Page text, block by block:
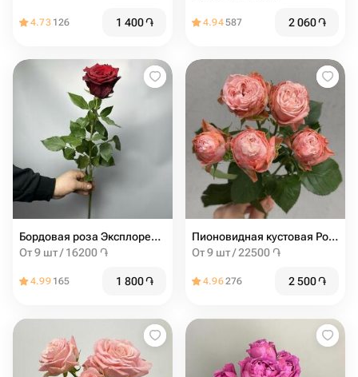
4.73 126 1 400֏ 4.94587 2 060֏
Бордовая роза Эксплорер 60 см
От 9 шт / 16200 ֏
4.99 165 1 800֏
Пионовидная кустовая Роза Madam Bombastic штучно
От 9 шт / 22500 ֏
4.96276 2 500֏